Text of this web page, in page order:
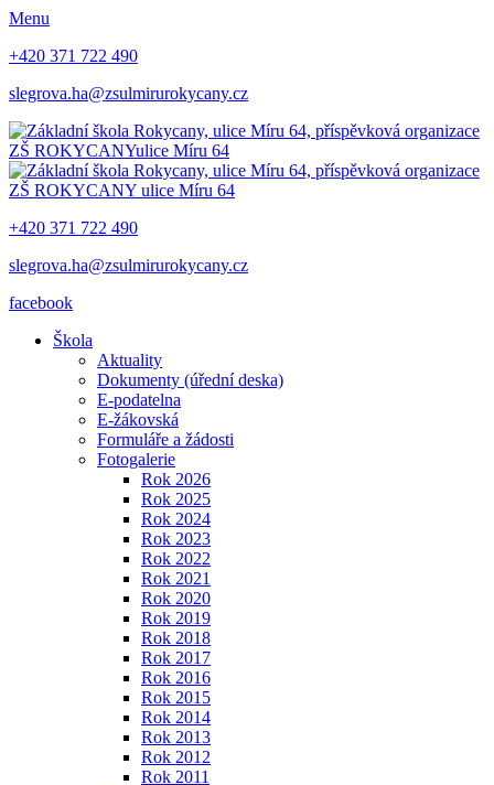
Menu
+420 371 722 490
slegrova.ha@zsulmirurokycany.cz
ZŠ ROKYCANYulice Míru 64
ZŠ ROKYCANY ulice Míru 64
+420 371 722 490
slegrova.ha@zsulmirurokycany.cz
facebook
Škola
Aktuality
Dokumenty (úřední deska)
E-podatelna
E-žákovská
Formuláře a žádosti
Fotogalerie
Rok 2026
Rok 2025
Rok 2024
Rok 2023
Rok 2022
Rok 2021
Rok 2020
Rok 2019
Rok 2018
Rok 2017
Rok 2016
Rok 2015
Rok 2014
Rok 2013
Rok 2012
Rok 2011